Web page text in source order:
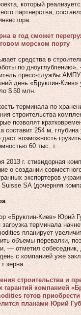
который
партнерства,
в год сможет
морском порту
средства в
по
пресс-службы
день «Бруклин-
$ 50 млн.
терминала по
строительства
позволят
составит 254 м, глубина
возможность
60 тыс. т.
2013 г. стивидорная
о создании
экспортеров
SA (дочерняя
«Бруклин-Киев» Юрий
терминала
планирует
объемы перевалки,
— отметил собеседник,
с компанией уже
зерна.
строительства и
гарантий компанией
готов приобрести
планами Юрий